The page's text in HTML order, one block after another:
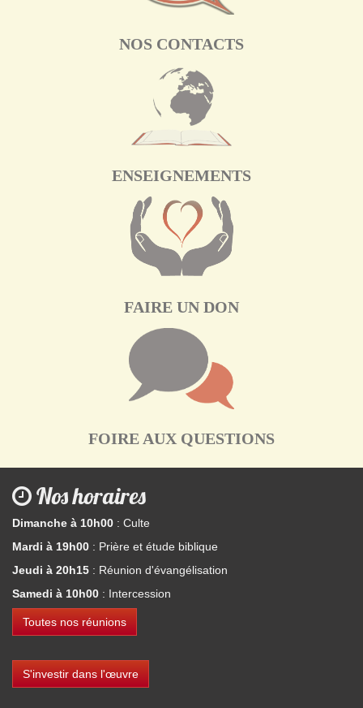
NOS CONTACTS
ENSEIGNEMENTS
FAIRE UN DON
FOIRE AUX QUESTIONS
Nos horaires
Dimanche à 10h00 : Culte
Mardi à 19h00 : Prière et étude biblique
Jeudi à 20h15 : Réunion d'évangélisation
Samedi à 10h00 : Intercession
Toutes nos réunions
S'investir dans l'œuvre